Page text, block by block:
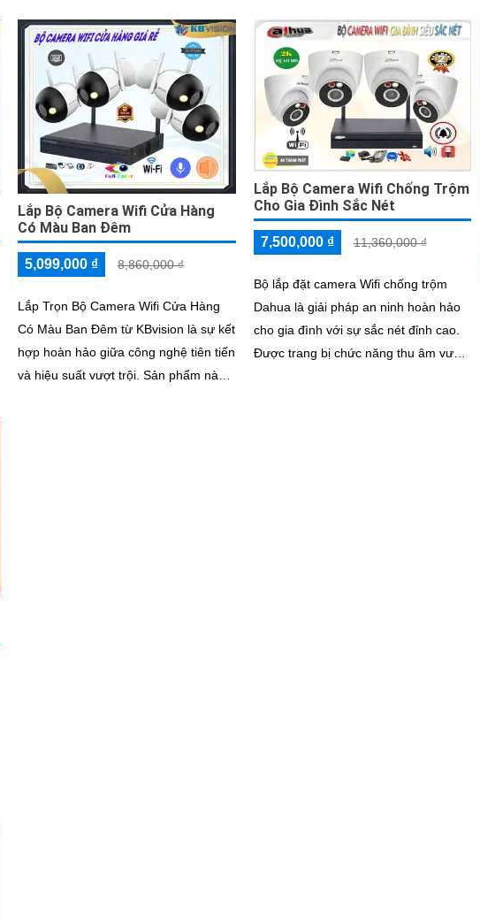
Lắp Bộ Camera Wifi Cửa Hàng
Có Màu Ban Đêm
5,099,000 ₫ 8,860,000 ₫
Lắp Trọn Bộ Camera Wifi Cửa Hàng
Có Màu Ban Đêm từ KBvision là sự kết
hợp hoàn hảo giữa công nghệ tiên tiến
và hiệu suất vượt trội. Sản phẩm này
Lắp Bộ Camera Wifi Chống Trộm
Cho Gia Đình Sắc Nét
7,500,000 ₫ 11,360,000 ₫
Bộ lắp đặt camera Wifi chống trộm
Dahua là giải pháp an ninh hoàn hảo
cho gia đình với sự sắc nét đỉnh cao.
Được trang bị chức năng thu âm vượt